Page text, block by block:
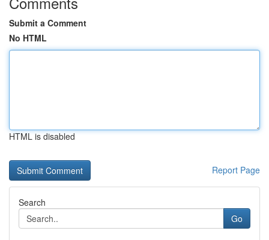
Submit a Comment
No HTML
HTML is disabled
Report Page
Search
Go